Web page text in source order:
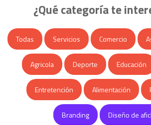
¿Qué categoría te
Todas Servicios Comercio
Agricola Deporte Educación
Entretención Alimentación
Branding Diseño de